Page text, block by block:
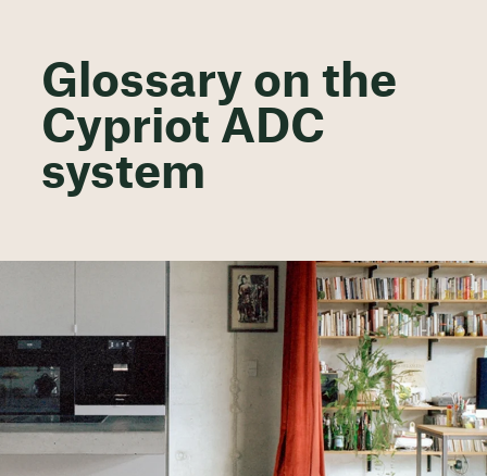
Glossary on the
Cypriot ADC
system